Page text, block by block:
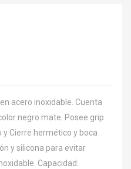
acero inoxidable. Cuenta
negro mate. Posee grip
Cierre hermético y boca
y silicona para evitar
Capacidad: